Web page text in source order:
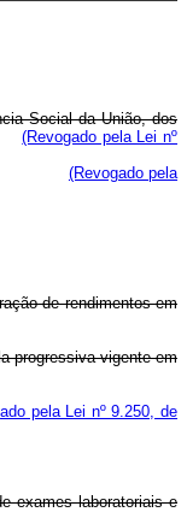
Social da União, dos
(Revogado pela Lei nº
(Revogado pela
de rendimentos em
progressiva vigente em
pela Lei nº 9.250, de
exames laboratoriais e